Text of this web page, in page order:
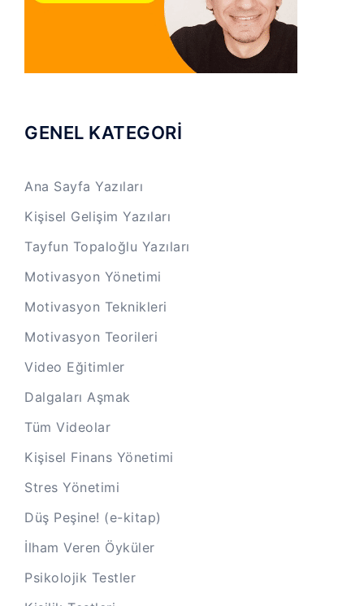
GENEL KATEGORİ
Ana Sayfa Yazıları
Kişisel Gelişim Yazıları
Tayfun Topaloğlu Yazıları
Motivasyon Yönetimi
Motivasyon Teknikleri
Motivasyon Teorileri
Video Eğitimler
Dalgaları Aşmak
Tüm Videolar
Kişisel Finans Yönetimi
Stres Yönetimi
Düş Peşine! (e-kitap)
İlham Veren Öyküler
Psikolojik Testler